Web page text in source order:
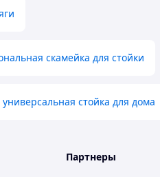
скамейка для стойки
стойка для дома
Партнеры